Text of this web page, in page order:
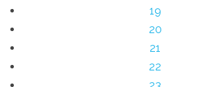
19
20
21
22